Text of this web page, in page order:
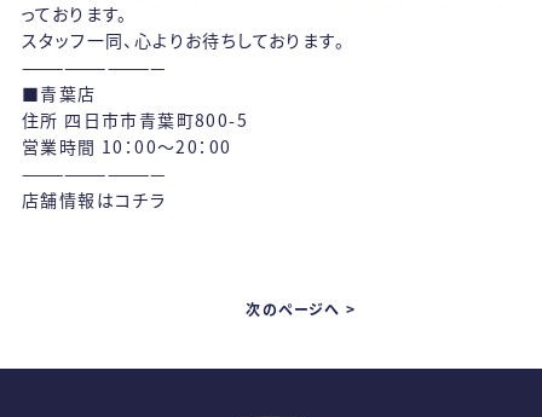
っております。
スタッフ一同、心よりお待ちしております。
——————————
■青葉店
住所 四日市市青葉町800-5
営業時間 10 ：00～20 ： 00
——————————
店舗情報はコチラ
次のページへ >